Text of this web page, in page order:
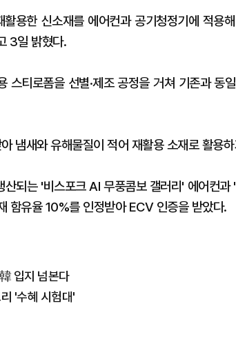
용한 신소재를 에어컨과 공기청정기에 적용
3일 밝혔다.
스티로폼을 선별·제조 공정을 거쳐 기존과 동
냄새와 유해물질이 적어 재활용 소재로 활용
되는 '비스포크 AI 무풍콤보 갤러리' 에어컨과
함유율 10%를 인정받아 ECV 인증을 받았다.
입지 넘본다
'수혜 시험대'